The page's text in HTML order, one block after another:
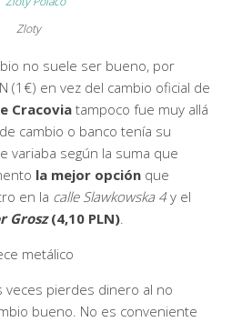
Zloty
no suele ser bueno, por
(1€) en vez del cambio oficial de
Cracovia tampoco fue muy allá
cambio o banco tenía su
variaba según la suma que
la mejor opción que
en la calle Slawkowska 4 y el
Grosz(4,10 PLN).
metálico
veces pierdes dinero al no
bueno. No es conveniente